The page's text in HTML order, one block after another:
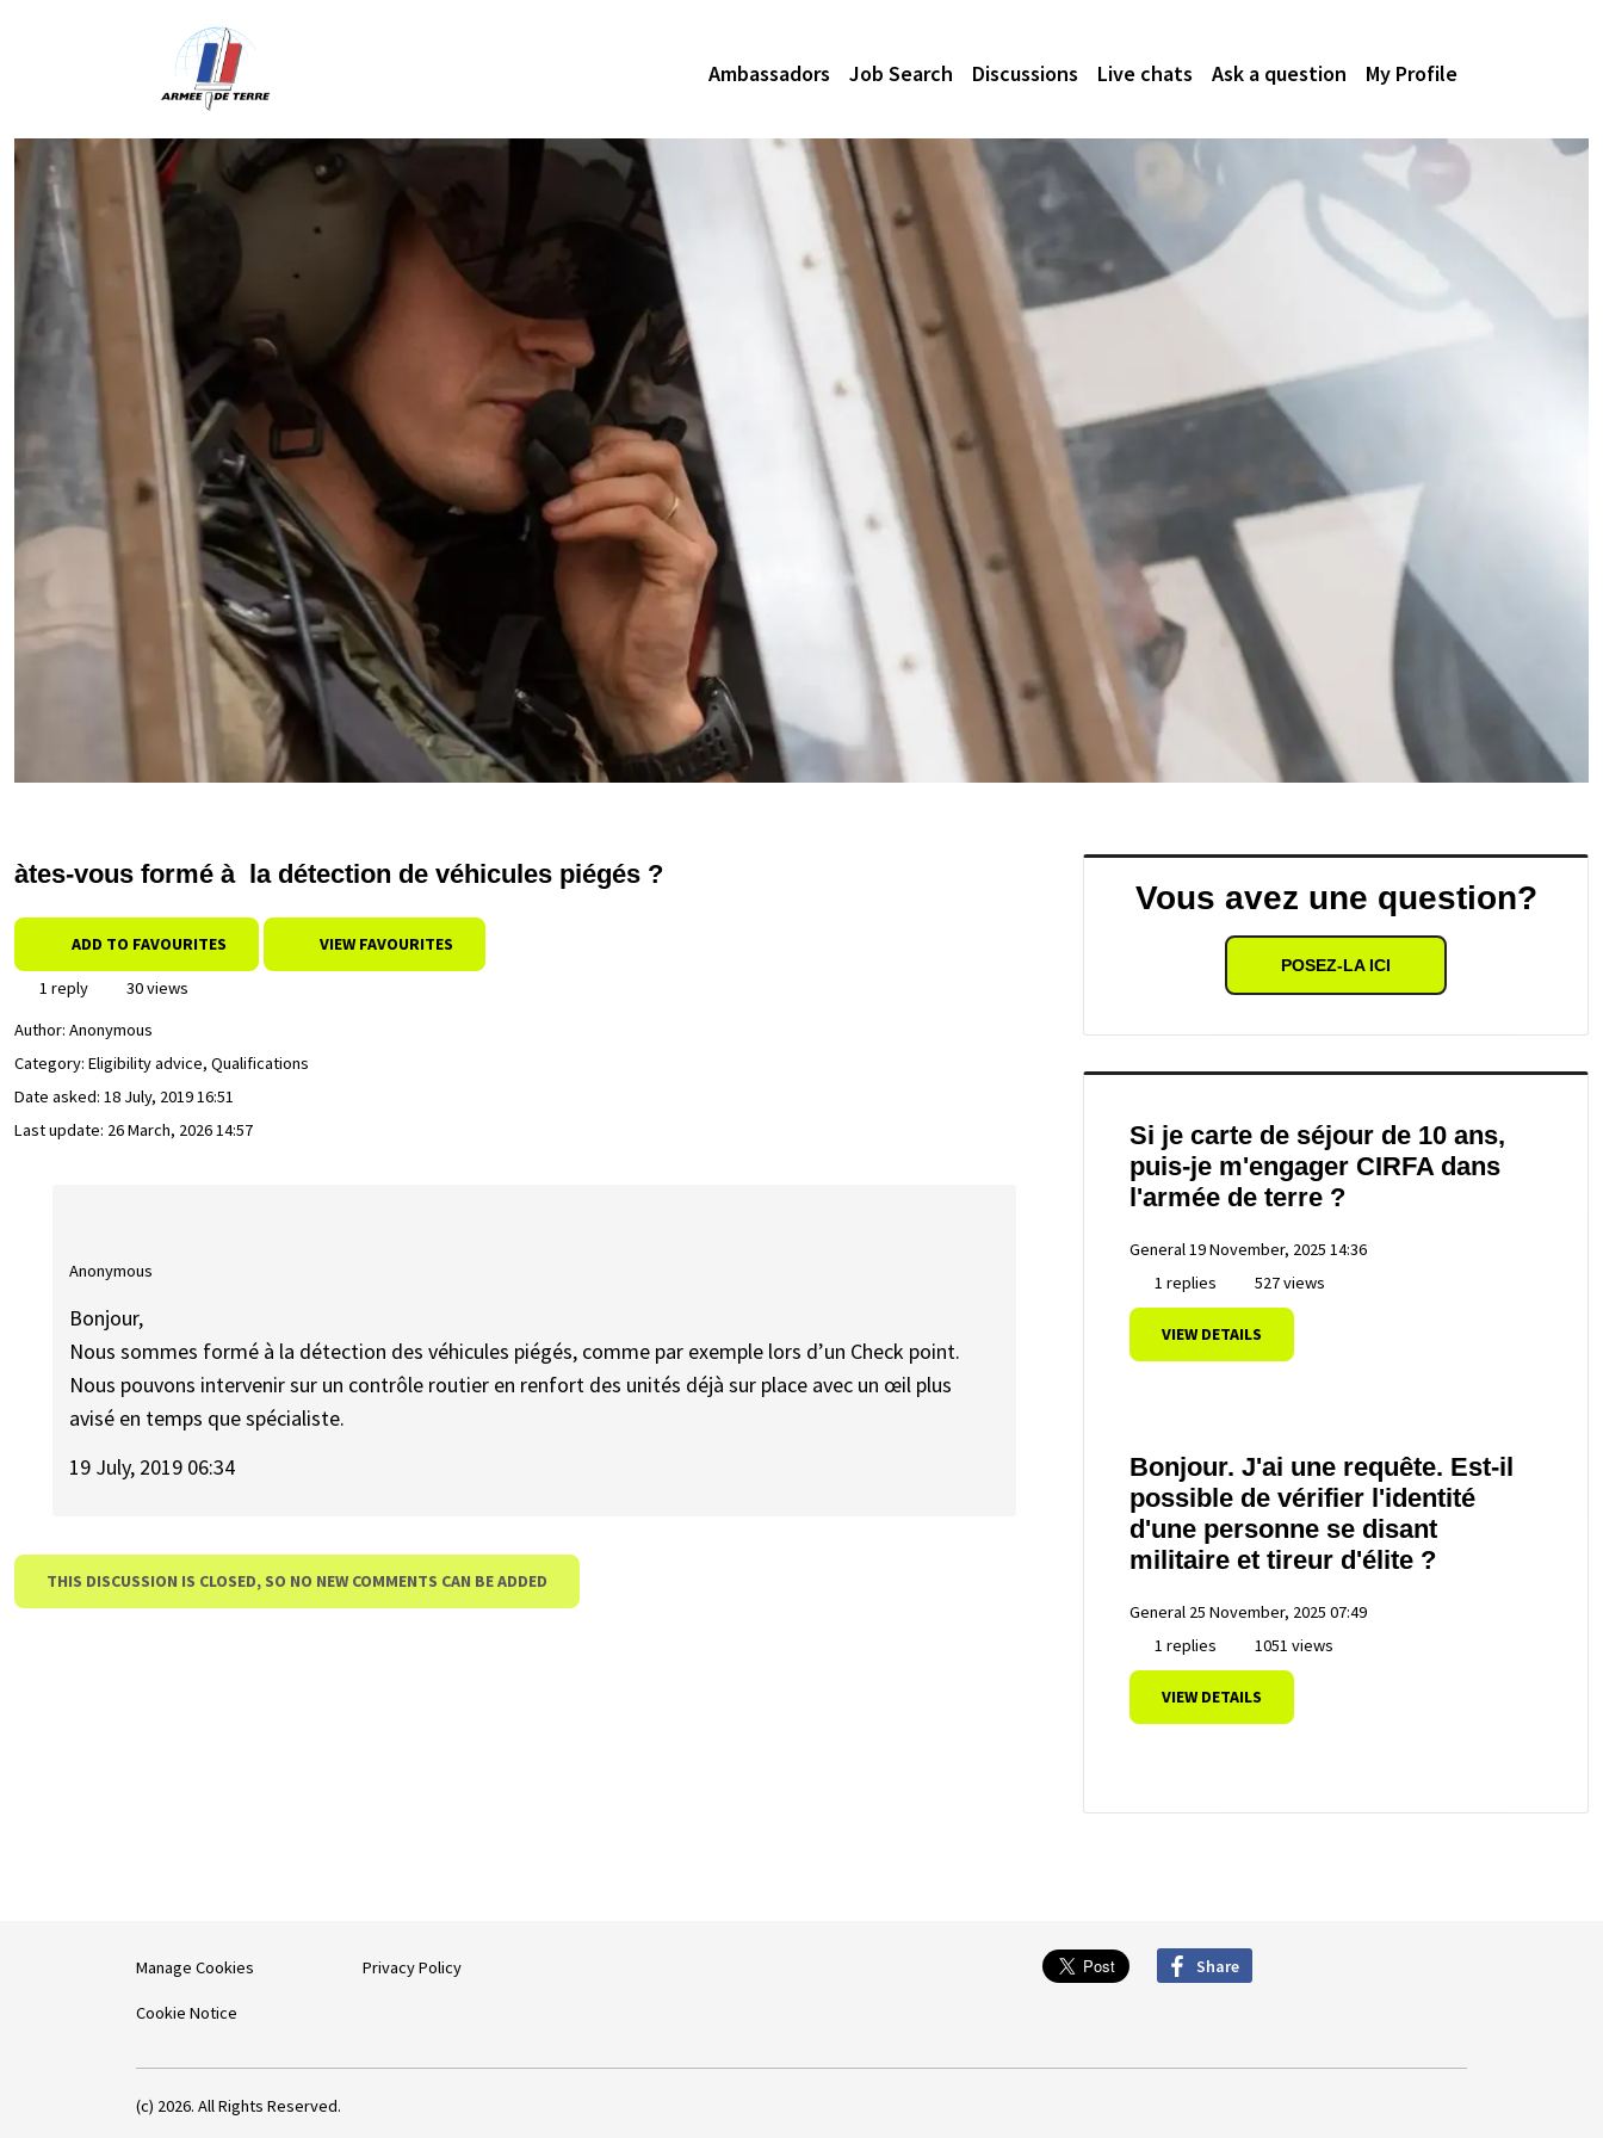
Ambassadors Job Search Discussions Live chats Ask a question My Profile
àtes-vous formé à la détection de véhicules piégés ?
ADD TO FAVOURITES VIEW FAVOURITES
1 reply
30 views
Author: Anonymous
Category: Eligibility advice, Qualifications
Date asked: 18 July, 2019 16:51
Last update: 26 March, 2026 14:57
Anonymous
Bonjour,
Nous sommes formé à la détection des véhicules piégés, comme par exemple lors d’un Check point.
Nous pouvons intervenir sur un contrôle routier en renfort des unités déjà sur place avec un œil plus
avisé en temps que spécialiste.
19 July, 2019 06:34
THIS DISCUSSION IS CLOSED, SO NO NEW COMMENTS CAN BE ADDED
Vous avez une question?
POSEZ-LA ICI
Si je carte de séjour de 10 ans,
puis-je m'engager CIRFA dans
l'armée de terre ?
General19 November, 2025 14:36
1 replies
527 views
VIEW DETAILS
Bonjour. J'ai une requête. Est-il
possible de vérifier l'identité
d'une personne se disant
militaire et tireur d'élite ?
General 25 November, 2025 07:49
1 replies
1051 views
VIEW DETAILS
Manage Cookies
Cookie Notice
Privacy Policy Share
(c) 2026. All Rights Reserved.